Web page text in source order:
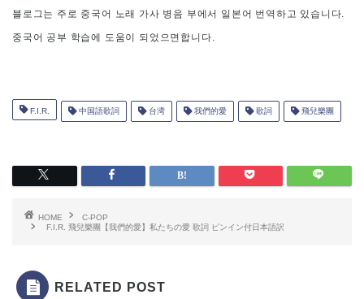
블로그는 주로 중국어 노래 가사 병음 부에서 일본어 번역하고 있습니다.
중국어 공부 학습에 도움이 되었으면합니다.
F.I.R. 中国語歌詞 台湾 我們的愛 歌詞 飛兒樂團
HOME
C-POP
F.I.R. 飛兒樂團【我們的愛】私たちの愛 歌詞 ピンイン付日本語訳
RELATED POST